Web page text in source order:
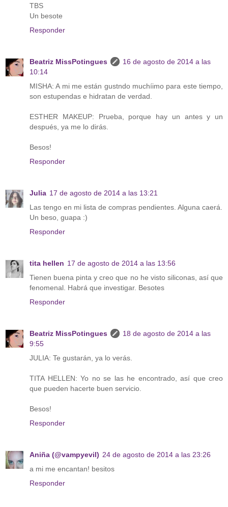
TBS
Un besote
Responder
Beatriz MissPotingues
16 de agosto de 2014 a las
10:14
MISHA: A mi me están gustndo muchíimo para este tiempo,
son estupendas e hidratan de verdad.
ESTHER MAKEUP: Prueba, porque hay un antes y un
después, ya me lo dirás.
Besos!
Responder
Julia 17 de agosto de 2014 a las 13:21
Las tengo en mi lista de compras pendientes. Alguna caerá.
Un beso, guapa :)
Responder
tita hellen 17 de agosto de 2014 a las 13:56
Tienen buena pinta y creo que no he visto siliconas, así que
fenomenal. Habrá que investigar. Besotes
Responder
Beatriz MissPotingues
18 de agosto de 2014 a las
9:55
JULIA: Te gustarán, ya lo verás.
TITA HELLEN: Yo no se las he encontrado, así que creo
que pueden hacerte buen servicio.
Besos!
Responder
Aniña (@vampyevil) 24 de agosto de 2014 a las 23:26
a mi me encantan! besitos
Responder